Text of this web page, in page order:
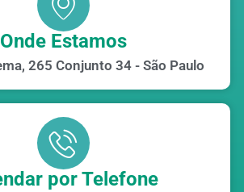
Onde Estamos
265 Conjunto 34 - São Paulo
por Telefone